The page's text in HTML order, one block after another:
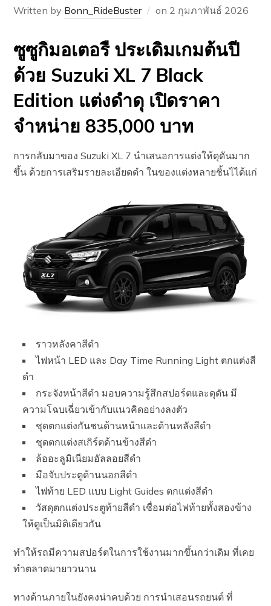
Written by Bonn_RideBuster on 2 กุมภาพันธ์ 2026
ซูซูกิมอเตอรื ประเดิมเกมต้นปี
ด้วย Suzuki XL 7 Black
Edition แต่งดำดุ เปิดราคา
จำหน่าย 835,000 บาท
การกลับมาของ Suzuki XL 7 นำเสนอการแต่งให้ดุดันมาก
ขึ้น ด้วยการเสริมรายละเอียดดำ ในของแต่งหลายชิ้นไได้แก่
ราวหลังคาสีดำ
ไฟหน้า LED และ Day Time Running Light ตกแต่งสี
ดำ
กระจังหน้าสีดำ มอบความรู้สึกสปอร์ตและดุดัน มี
ความโฉบเฉี่ยวเข้ากับแนวคิดอย่างลงตัว
ชุดตกแต่งกันชนด้านหน้าและด้านหลังสีดำ
ชุดตกแต่งสเกิร์ตด้านข้างสีดำ
ล้ออะลูมิเนียมอัลลอยสีดำ
มือจับประตูด้านนอกสีดำ
ไฟท้าย LED แบบ Light Guides ตกแต่งสีดำ
วัสดุตกแต่งประตูท้ายสีดำ เชื่อมต่อไฟท้ายทั้งสองข้าง
ให้ดูเป็นมิติเดียวกัน
ทำให้รถมีความสปอร์ตในการใช้งานมากขึ้นกว่าเดิม ที่เคย
ทำตลาดมายาวนาน
ทางด้านภายในยังคงน่าคบด้วย การนำเสอนรถยนต์ ที่